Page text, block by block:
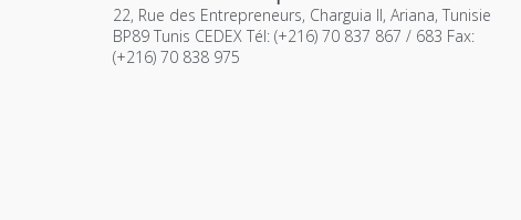
22, Rue des Entrepreneurs, Charguia II, Ariana, Tunisie
BP89 Tunis CEDEX Tél: (+216) 70 837 867 / 683 Fax:
(+216) 70 838 975